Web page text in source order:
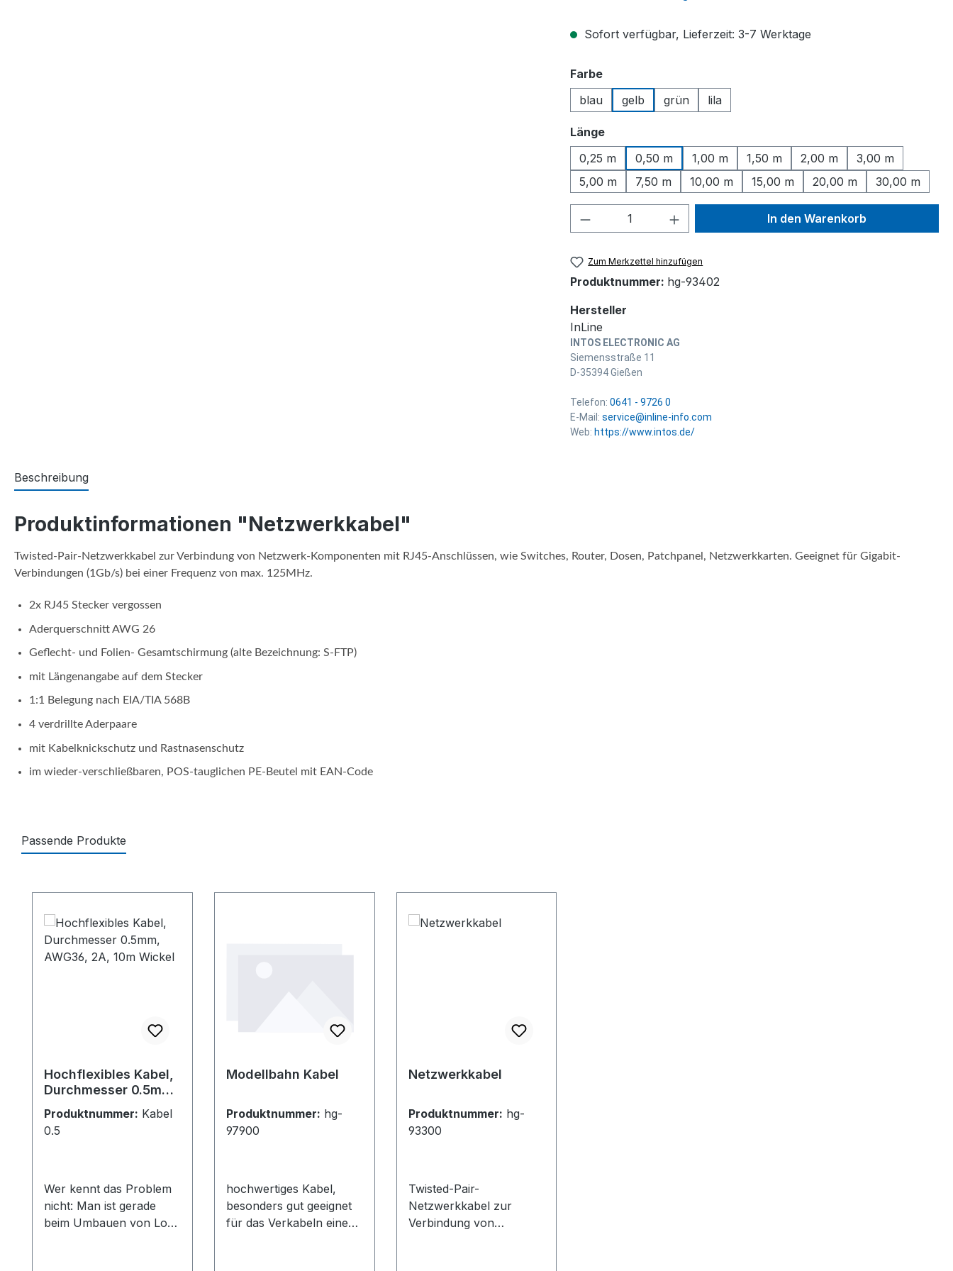
Sofort verfügbar, Lieferzeit: 3-7 Werktage
Farbeauswählen
blau
gelb grün lila
Längeauswählen
0,25 m
0,50 m 1,00 m 1,50 m 2,00 m
3,00 m
5,00 m
7,50 m 10,00 m 15,00 m 20,00 m 30,00 m
Produkt Anzahl: Gib den gewünschten Wert
In den Warenkorb
Zum Merkzettel hinzufügen
Produktnummer: hg-93402
Hersteller
InLine
INTOS ELECTRONIC AG
Siemensstraße 11
D-35394 Gießen
Telefon: 0641 - 9726 0
E-Mail: service@inline-info.com
Web: https://www.intos.de/
Beschreibung
Produktinformationen "Netzwerkkabel"
Twisted-Pair-Netzwerkkabel zur Verbindung von Netzwerk-Komponenten mit RJ45-Anschlüssen, wie Switches, Router, Dosen, Patchpanel, Netzwerkkarten. Geeignet für Gigabit-
Verbindungen (1Gb/s) bei einer Frequenz von max. 125MHz.
2x RJ45 Stecker vergossen
Aderquerschnitt AWG 26
Geflecht- und Folien- Gesamtschirmung (alte Bezeichnung: S-FTP)
mit Längenangabe auf dem Stecker
1:1 Belegung nach EIA/TIA 568B
4 verdrillte Aderpaare
mit Kabelknickschutz und Rastnasenschutz
im wieder-verschließbaren, POS-tauglichen PE-Beutel mit EAN-Code
Passende Produkte
Hochflexibles Kabel,
Durchmesser 0.5mm,
AWG36, 2A, 10m
Wickel
Produktnummer: Kabel
0.5
Wer kennt das Problem
nicht: Man ist gerade
beim Umbauen von Loks
Modellbahn Kabel
Produktnummer: hg-
97900
hochwertiges Kabel,
besonders gut geeignet
für das Verkabeln einer
Netzwerkkabel
Produktnummer: hg-
93300
Twisted-Pair-
Netzwerkkabel zur
Verbindung von